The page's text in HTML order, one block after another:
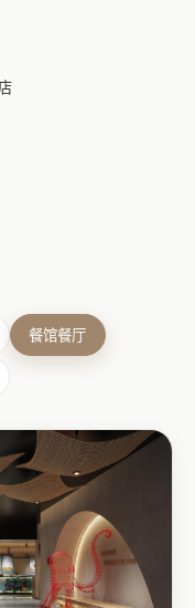
餐馆餐厅